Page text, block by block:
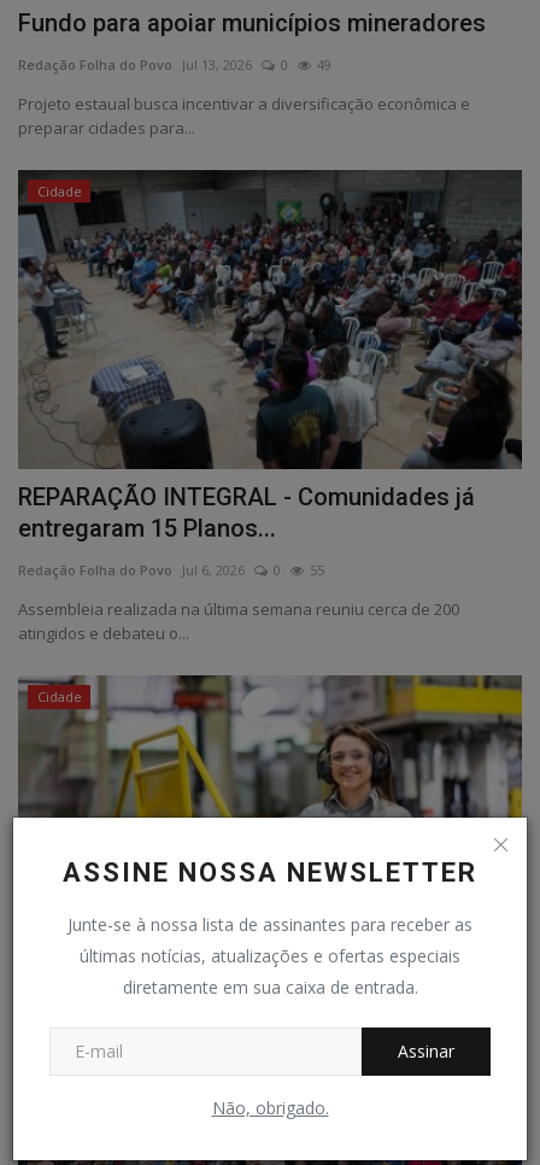
ASSINE NOSSA NEWSLETTER
Junte-se à nossa lista de assinantes para receber as
últimas notícias, atualizações e ofertas especiais
diretamente em sua caixa de entrada.
Assinar
Não, obrigado.
Fundo para apoiar municípios mineradores
Redação Folha do Povo Jul 13, 2026 0 49
Projeto estaual busca incentivar a diversificação econômica e
preparar cidades para...
Cidade
REPARAÇÃO INTEGRAL - Comunidades já
entregaram 15 Planos...
Redação Folha do Povo Jul 6, 2026 0 55
Assembleia realizada na última semana reuniu cerca de 200
atingidos e debateu o...
Cidade
INSCRIÇÕES ABERTAS - Usiminas oferece
programas de estágio...
Redação Folha do Povo Jul 4, 2026 0 97